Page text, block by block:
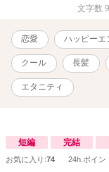
文字数
恋愛 ハッピーエ
クール 長髪
エタニティ
短編 完結
お気に入り:74 24h.ポイン